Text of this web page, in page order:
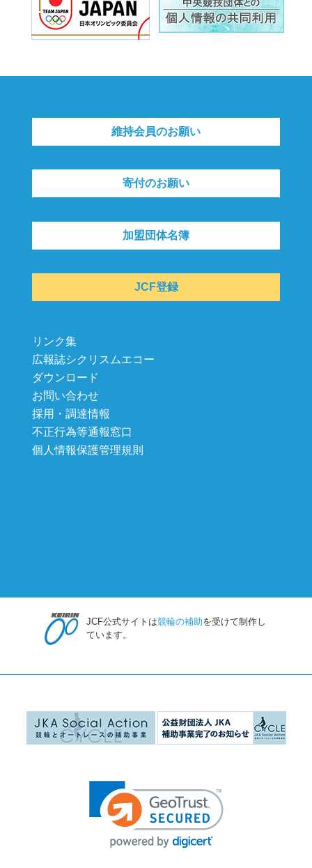
維持会員のお願い
寄付のお願い
加盟団体名簿
JCF登録
リンク集
広報誌シクリスムエコー
ダウンロード
お問い合わせ
採用・調達情報
不正行為等通報窓口
個人情報保護管理規則
JCF公式サイトは競輪の補助を受けて制作し
ています。